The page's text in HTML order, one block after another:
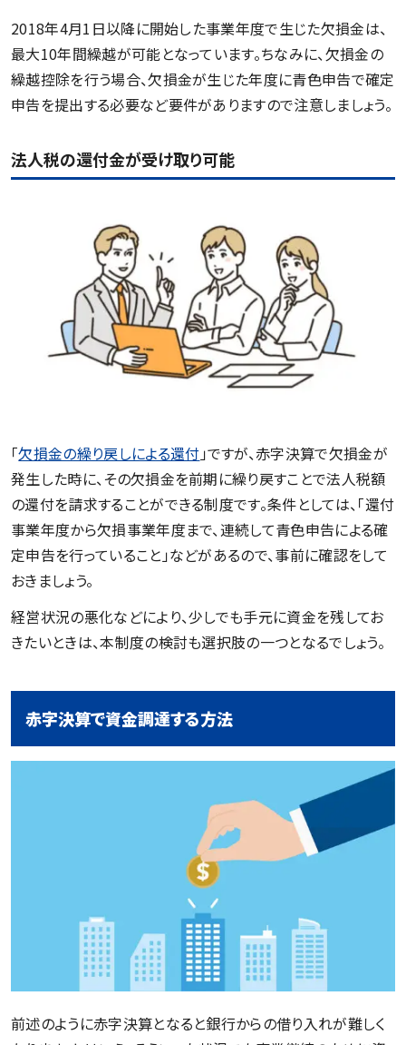
2018年4月1日以降に開始した事業年度で生じた欠損金は、
最大10年間繰越が可能となっています。ちなみに、欠損金の
繰越控除を行う場合、欠損金が生じた年度に青色申告で確定
申告を提出する必要など要件がありますので注意しましょう。
法人税の還付金が受け取り可能
「欠損金の繰り戻しによる還付」ですが、赤字決算で欠損金が
発生した時に、その欠損金を前期に繰り戻すことで法人税額
の還付を請求することができる制度です。条件としては、「還付
事業年度から欠損事業年度まで、連続して青色申告による確
定申告を行っていること」などがあるので、事前に確認をして
おきましょう。
経営状況の悪化などにより、少しでも手元に資金を残してお
きたいときは、本制度の検討も選択肢の一つとなるでしょう。
赤字決算で資金調達する方法
前述のように赤字決算となると銀行からの借り入れが難しく